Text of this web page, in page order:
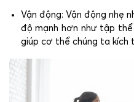
Vận động: Vận động nhẹ
độ mạnh hơn như tập
giúp cơ thể chúng ta kích